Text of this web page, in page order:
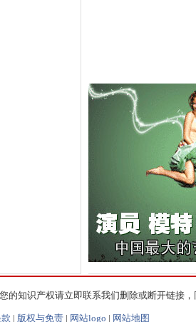
知识产权请立即联系我们删除或断开链接，
| 版权与免责 | 网站logo | 网站地图